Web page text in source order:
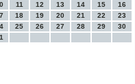
11 12 13 14 15
16
18 19 20 21 22
23
25 26 27 28 29
30